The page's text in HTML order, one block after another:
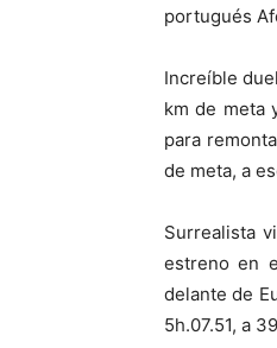
portugués
Increíble
km de meta
para
de meta, a
Surrealista
estreno en
delante de
5h.07.51, a